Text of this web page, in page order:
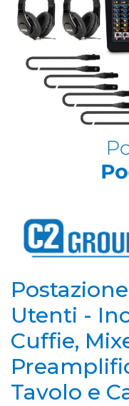
Utenti -
Cuffie,
Tavolo e